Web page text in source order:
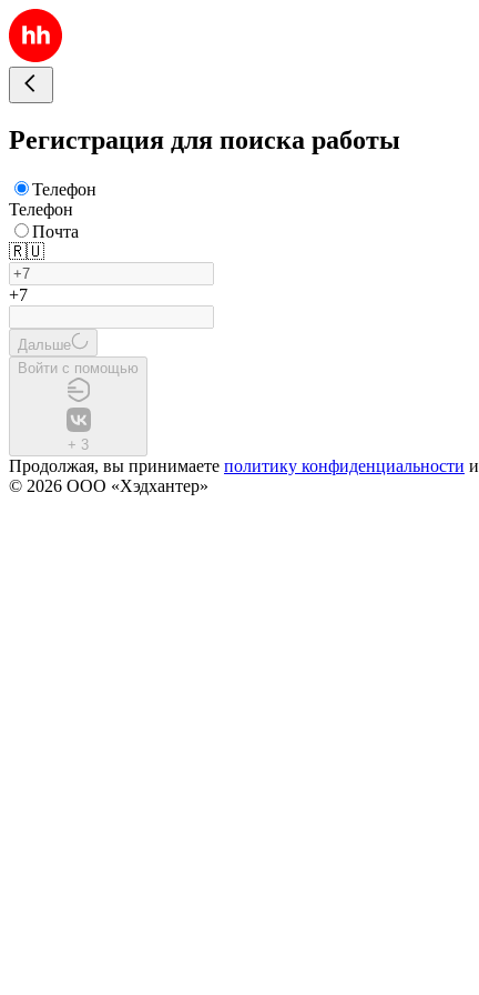
Регистрация для поиска работы
Телефон
Телефон
Почта
🇷🇺
+7
Дальше
Войти с помощью
+ 3
Продолжая, вы принимаете политику конфиденциальности и
© 2026 ООО «Хэдхантер»